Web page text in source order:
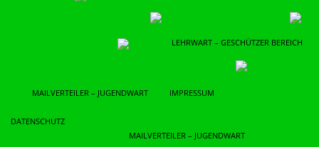
LEHRWART – GESCHÜTZER BEREICH
MAILVERTEILER – JUGENDWART IMPRESSUM
DATENSCHUTZ
MAILVERTEILER – JUGENDWART